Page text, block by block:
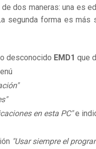
dos maneras: una es
segunda forma es más
desconocido EMD1 que
en esta PC"e
"Usar siempre el